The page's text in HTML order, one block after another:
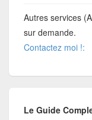
Autres services
sur demande.
Contactez moi !:
Le Guide